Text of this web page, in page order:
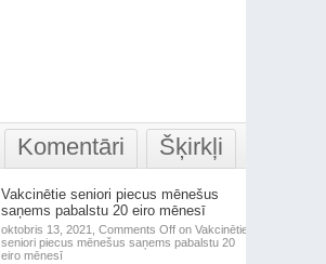
Komentāri Šķirkļi
Vakcinētie seniori piecus mēnešus
saņems pabalstu 20 eiro mēnesī
oktobris 13, 2021, Comments Offon Vakcinētie
seniori piecus mēnešus saņems pabalstu 20
eiro mēnesī